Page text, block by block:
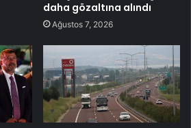
daha gözaltına alındı
Ağustos 7, 2026